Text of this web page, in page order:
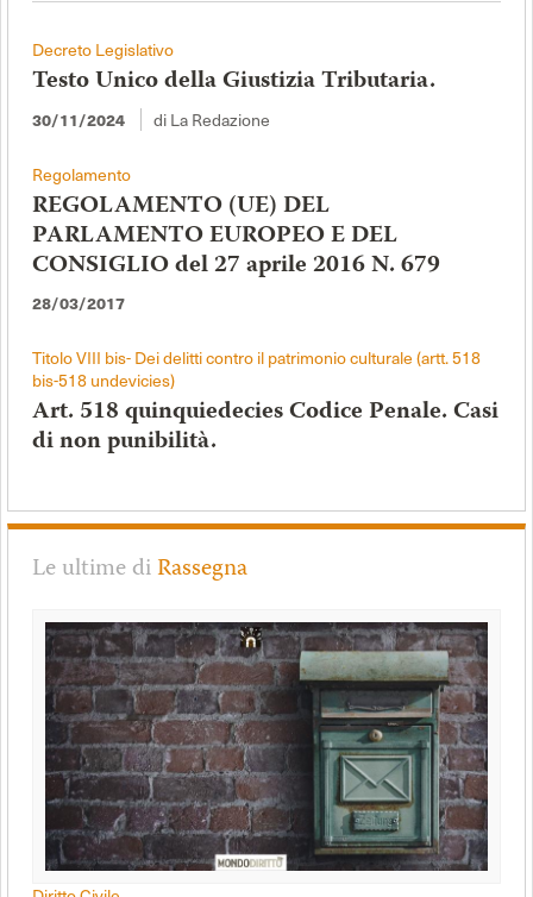
Decreto Legislativo
Testo Unico della Giustizia Tributaria.
30/11/2024 di La Redazione
Regolamento
REGOLAMENTO (UE) DEL
PARLAMENTO EUROPEO E DEL
CONSIGLIO del 27 aprile 2016 N. 679
28/03/2017
Titolo VIII bis- Dei delitti contro il patrimonio culturale (artt. 518
bis-518 undevicies)
Art. 518 quinquiedecies Codice Penale. Casi
di non punibilità.
Le ultime diRassegna